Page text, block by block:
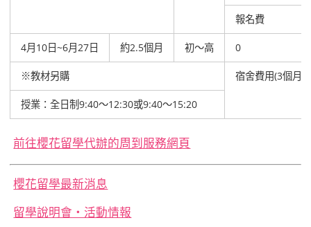
報名費
4月10日~6月27日 約2.5個月 初～高 0
※教材另購 宿舍費用(3個月
授業：全日制9:40～12:30或9:40～15:20
前往櫻花留學代辦的周到服務網頁
櫻花留學最新消息
留學說明會‧活動情報